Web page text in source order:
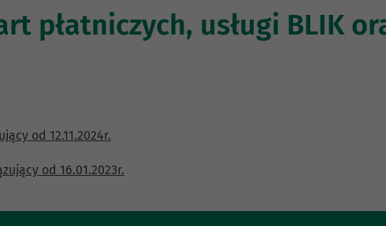
płatniczych, usługi BLIK
od 12.11.2024r.
od 16.01.2023r.